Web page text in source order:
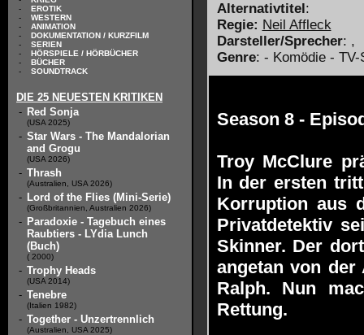
-
-
-
-
-
-
-
-
EROTIK
WESTERN
ANIMATION
DOKUMENTATION / KURZFILM
SERIEN
HÖRSPIELE / HÖRBÜCHER
BÜCHER
SOUNDTRACK
DIE 25 NEUESTEN KRITIKEN
- Red Sonja
(USA 2025)
- Star Wars - The Mandalorian
and Grogu
(USA 2026)
- Thrash
(Australien, USA 2026)
- Lord of the Flies (Mini-Serie)
(Großbritannien, Australien 2026)
- Paradoxie - Tagebuch eines
Raubtiers - LYdia Lunch
(Buch)
( 2000)
- Trophy Heads
(USA 2014)
- Tenebre
(Italien 1982)
- Together - Unzertrennlich
(Australien, USA 2025)
Alternativtitel :
Regie: Neil Affleck
Darsteller/Sprecher: ,
Genre: - Komödie -
Season 8 -
Troy McClure
In der ersten
Korruption aus
Privatdetektiv
Skinner. Der
angetan von der
Ralph. Nun
Rettung.